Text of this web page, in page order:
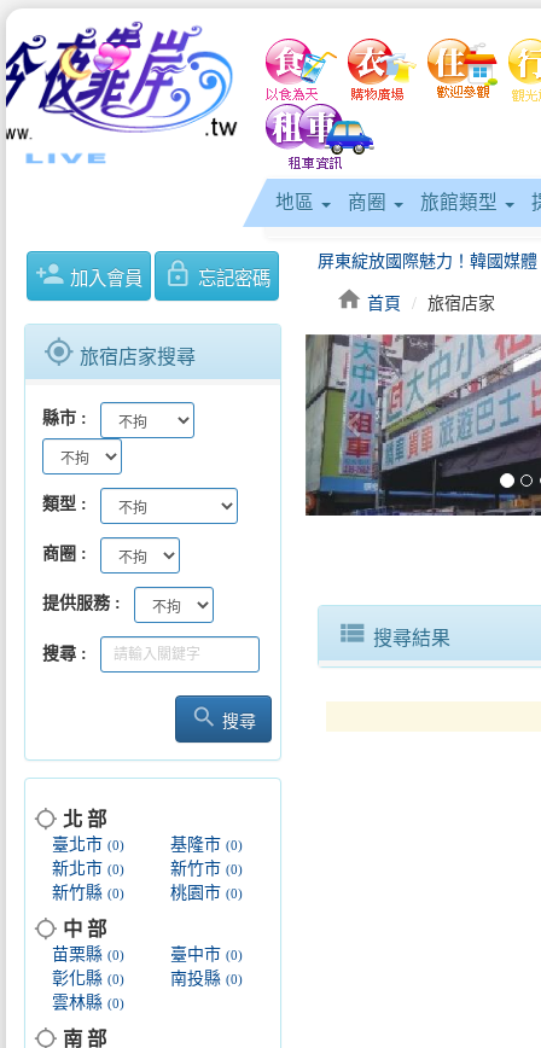
地區 商圈 旅館類型
person_add 加入會員 lock_outline 忘記密碼
gps_fixed 旅宿店家搜尋
縣市
類型
商圈
提供服務
搜尋
search 搜尋
location_searching 北 部
臺北市 (0) 基隆市(0)
新北市 (0) 新竹市(0)
新竹縣 (0) 桃園市(0)
location_searching 中 部
苗栗縣 (0) 臺中市(0)
彰化縣 (0) 南投縣(0)
雲林縣 (0)
location_searching 南 部
home 首頁 旅宿店家
keyboard_arrow_left
view_list 搜尋結果